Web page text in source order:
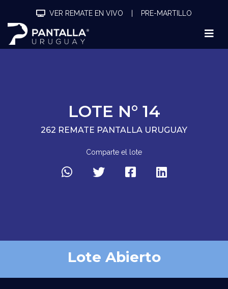
VER REMATE EN VIVO PRE-MARTILLO
LOTE N° 14
262 REMATE PANTALLA URUGUAY
Comparte el lote
Lote Abierto